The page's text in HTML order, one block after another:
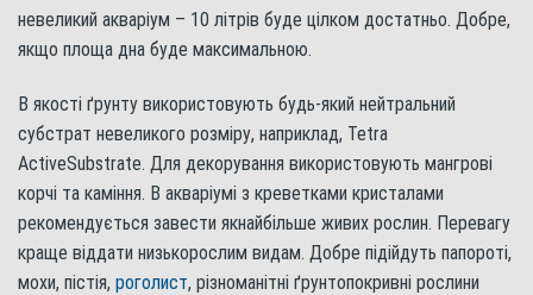
невеликий акваріум – 10 літрів буде цілком достатньо. Добре,
якщо площа дна буде максимальною.
В якості ґрунту використовують будь-який нейтральний
субстрат невеликого розміру, наприклад, Tetra
ActiveSubstrate. Для декорування використовують мангрові
корчі та каміння. В акваріумі з креветками кристалами
рекомендується завести якнайбільше живих рослин. Перевагу
краще віддати низькорослим видам. Добре підійдуть папороті,
мохи, пістія, роголист, різноманітні ґрунтопокривні рослини